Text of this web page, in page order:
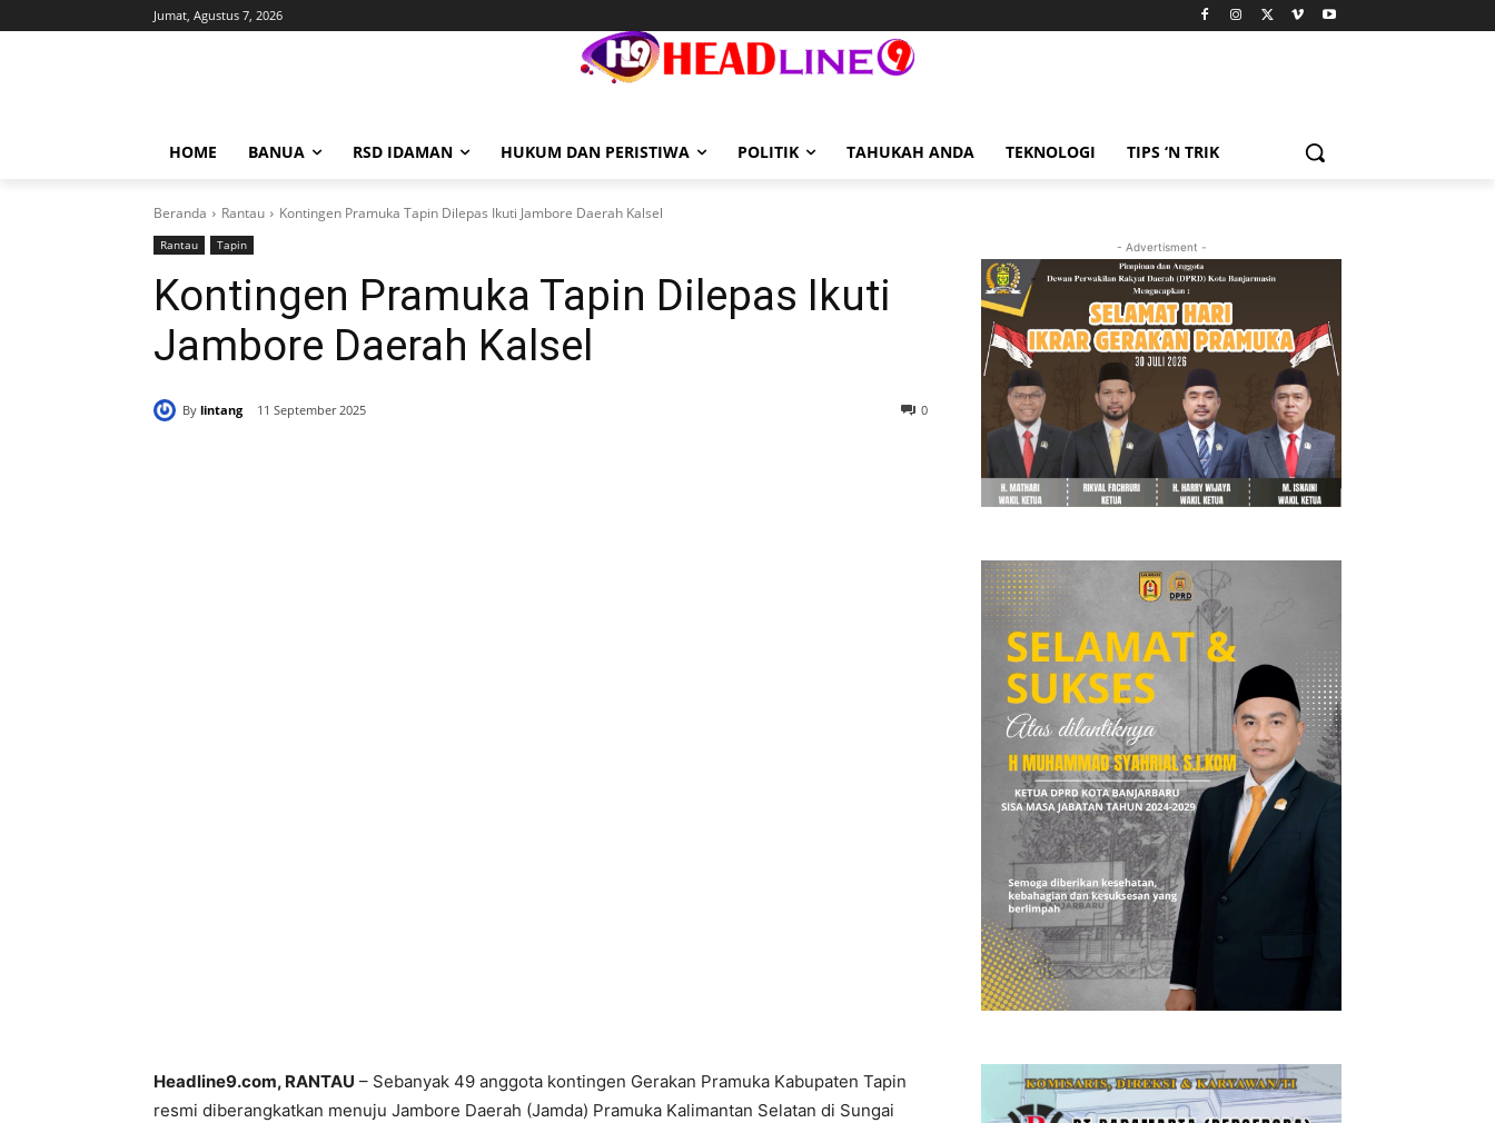
Jumat, Agustus 7, 2026
HOME BANUA RSD IDAMAN HUKUM DAN PERISTIWA POLITIK TAHUKAH ANDA TEKNOLOGI TIPS ‘N TRIK
Beranda Rantau Kontingen Pramuka Tapin Dilepas Ikuti Jambore Daerah Kalsel
Rantau Tapin
Kontingen Pramuka Tapin Dilepas Ikuti
Jambore Daerah Kalsel
By lintang 11 September 2025 0
Headline9.com, RANTAU – Sebanyak 49 anggota kontingen Gerakan Pramuka Kabupaten Tapin
resmi diberangkatkan menuju Jambore Daerah (Jamda) Pramuka Kalimantan Selatan di Sungai
- Advertisment -